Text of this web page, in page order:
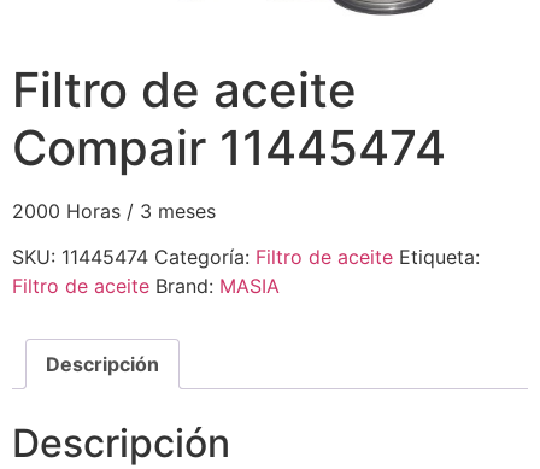
Filtro de aceite
Compair 11445474
2000 Horas / 3 meses
SKU: 11445474 Categoría: Filtro de aceite Etiqueta:
Filtro de aceite Brand: MASIA
Descripción
Descripción